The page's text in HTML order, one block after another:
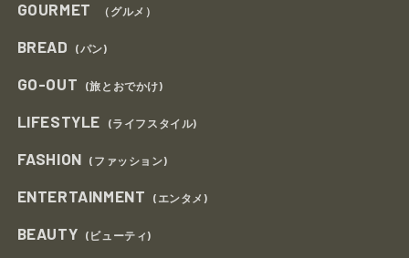
GOURMET （グルメ）
BREAD (パン)
GO-OUT (旅とおでかけ)
LIFESTYLE (ライフスタイル)
FASHION (ファッション)
ENTERTAINMENT (エンタメ)
BEAUTY (ビューティ)